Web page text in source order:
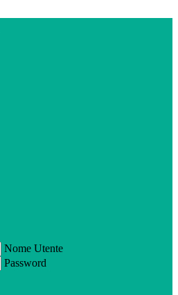
Nome Utente
Password